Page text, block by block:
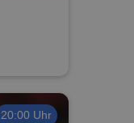
20:00 Uhr